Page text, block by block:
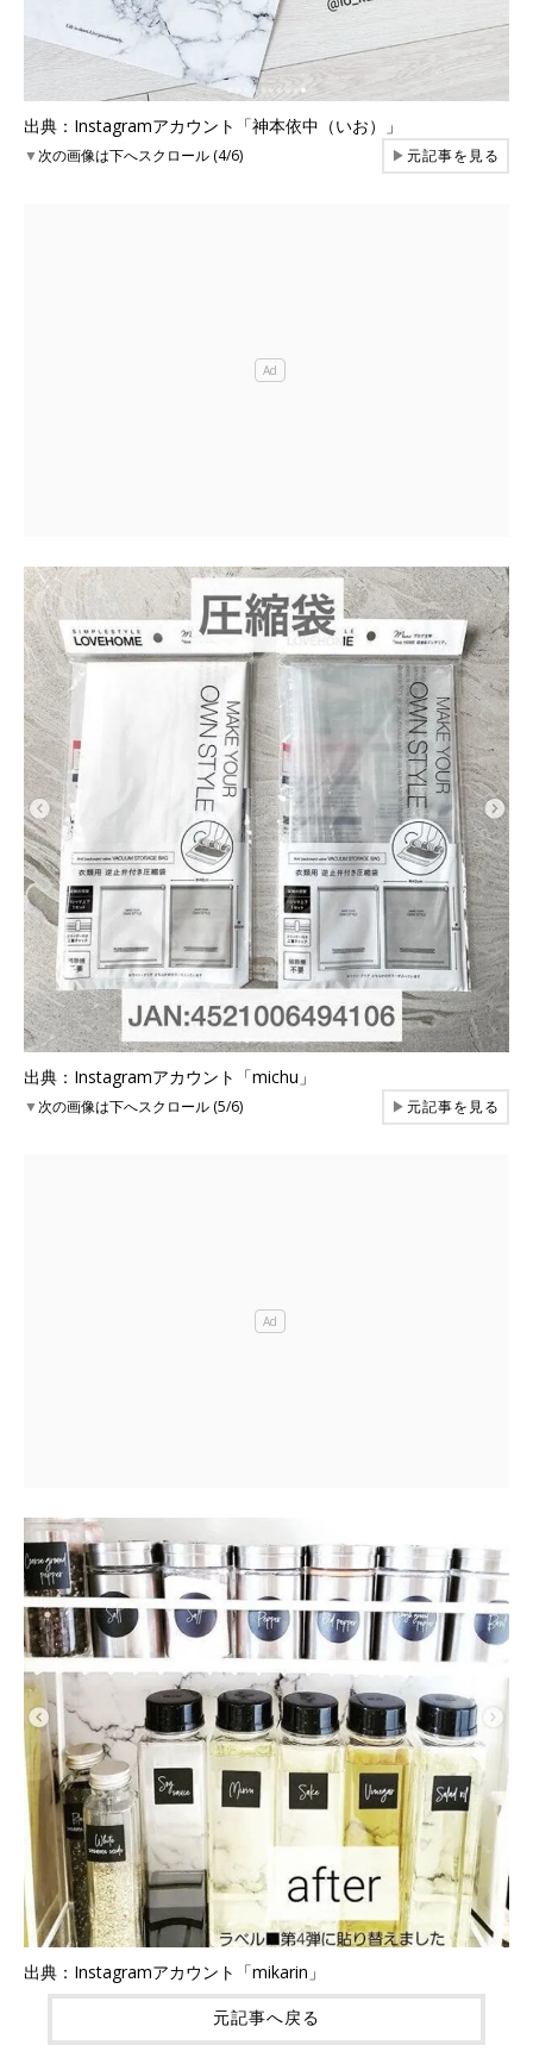
出典：Instagramアカウント「神本依中（いお）」
▼次の画像は下へスクロール (4/6) ▶元記事を見る
出典：Instagramアカウント「michu」
▼次の画像は下へスクロール (5/6) ▶元記事を見る
出典：Instagramアカウント「mikarin」
元記事へ戻る